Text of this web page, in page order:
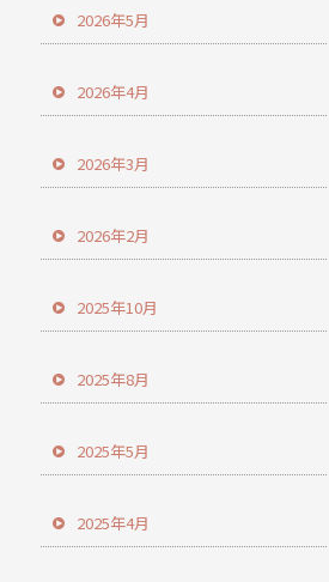
2026年5月
2026年4月
2026年3月
2026年2月
2025年10月
2025年8月
2025年5月
2025年4月